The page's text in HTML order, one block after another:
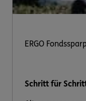
ERGO
Schritt für